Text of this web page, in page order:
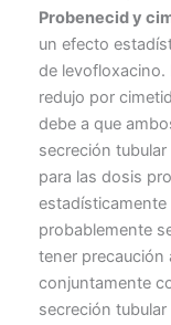
Probenecid y
un efecto
de levofloxacino.
redujo por
debe a que
secreción
para las dosis
probablemente
tener precaución
conjuntamente
secreción